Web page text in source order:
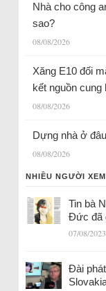
Nhà cho công
sao?
08/08/2026
Xăng E10 đối
kết nguồn cung
08/08/2026
Dựng nhà ở
08/08/2026
NHIỀU NGƯỜI XEM
Tin bà
Đức đã
07/08/2023
Đài